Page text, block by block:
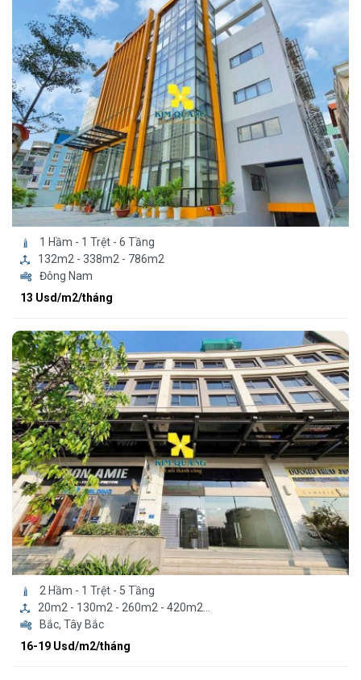
1 Hầm - 1 Trệt - 6 Tầng
132m2 - 338m2 - 786m2
Đông Nam
13 Usd/m2/tháng
2 Hầm - 1 Trệt - 5 Tầng
20m2 - 130m2 - 260m2 - 420m2...
Bắc, Tây Bắc
16-19 Usd/m2/tháng